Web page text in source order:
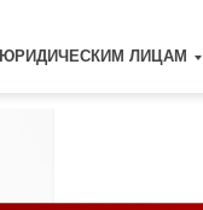
ЮРИДИЧЕСКИМ ЛИЦАМ